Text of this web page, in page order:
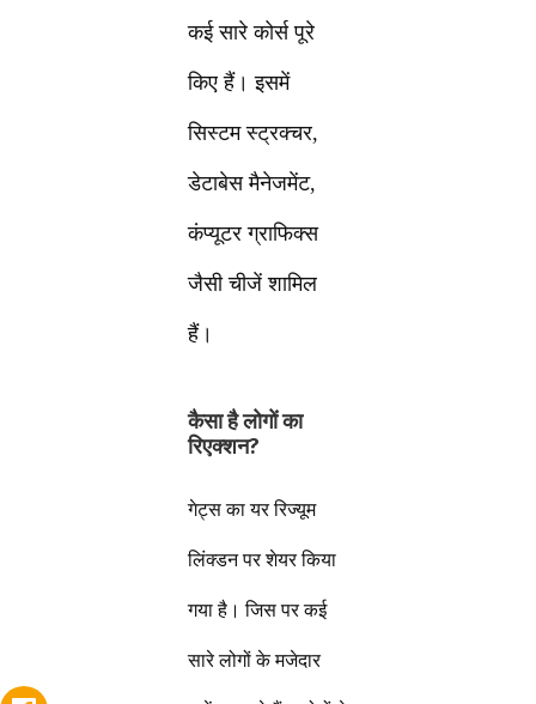
कई सारे कोर्स पूरे
किए हैं। इसमें
सिस्टम स्ट्रक्चर,
डेटाबेस मैनेजमेंट,
कंप्यूटर ग्राफिक्स
जैसी चीजें शामिल
हैं।
कैसा है लोगों का
रिएक्शन?
गेट्स का यर रिज्यूम
लिंक्डन पर शेयर किया
गया है। जिस पर कई
सारे लोगों के मजेदार